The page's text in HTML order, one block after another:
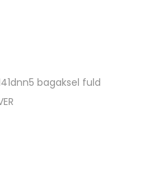
bagaksel fuld